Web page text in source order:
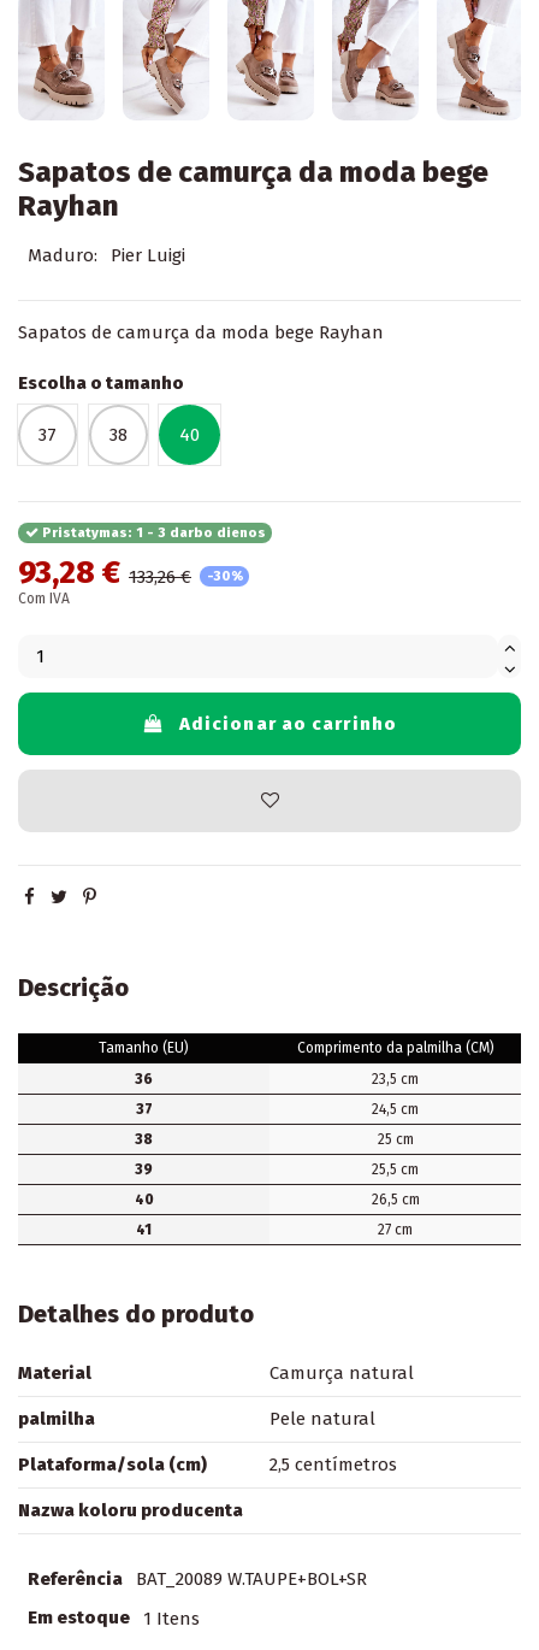
Sapatos de camurça da moda bege
Rayhan
Maduro: Pier Luigi
Sapatos de camurça da moda bege Rayhan
Escolha o tamanho
37 38 40
Pristatymas: 1 - 3 darbo dienos
93,28 € 133,26 €
-30%
Com IVA
Adicionar ao carrinho
Descrição
Tamanho (EU)
Comprimento da palmilha (CM)
36
23,5 cm
37
24,5 cm
38
25 cm
39
25,5 cm
40
26,5 cm
41
27 cm
Detalhes do produto
Material Camurça natural
palmilha Pele natural
Plataforma/sola (cm) 2,5 centímetros
Nazwa koloru producenta
Referência
BAT_20089 W.TAUPE+BOL+SR
Em estoque
1 Itens